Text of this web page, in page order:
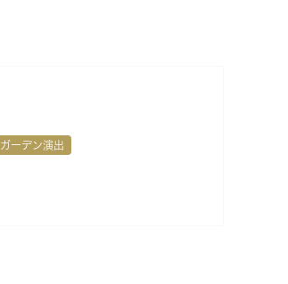
ガーデン演出